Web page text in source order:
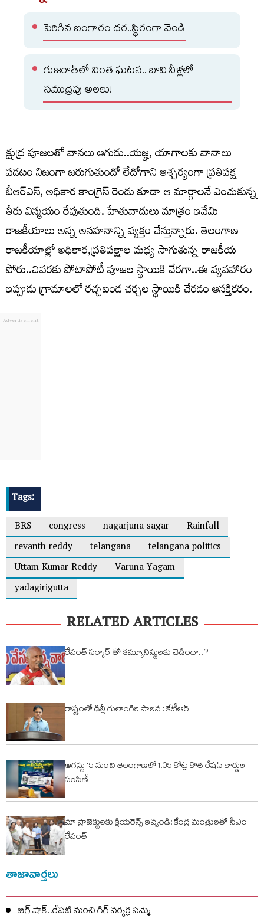
పెరిగిన బంగారం ధర..స్థిరంగా వెండి
గుజరాత్‌లో వింత ఘటన.. బావి నీళ్లలో
సముద్రపు అలలు!
క్షుద్ర పూజలతో వానలు ఆగుడు..యజ్ఞ, యాగాలకు వానాలు
పడటం నిజంగా జరుగుతుందో లేదోగాని ఆశ్చర్యంగా ప్రతిపక్ష
బీఆర్ఎస్, అధికార కాంగ్రెస్ రెండు కూడా ఆ మార్గాలనే ఎంచుకున్న
తీరు విస్మయం రేపుతుంది. హేతువాదులు మాత్రం ఇవేమి
రాజకీయాలు అన్న అసహనాన్ని వ్యక్తం చేస్తున్నారు. తెలంగాణ
రాజకీయాల్లో అధికార,ప్రతిపక్షాల మధ్య సాగుతున్న రాజకీయ
పోరు..చివరకు పోటాపోటీ పూజల స్థాయికి చేరగా..ఈ వ్యవహారం
ఇప్పుడు గ్రామాలలో రచ్చబండ చర్చల స్థాయికి చేరడం ఆసక్తికరం.
Tags:
BRS
congress nagarjuna sagar
Rainfall
revanth reddy
telangana
telangana politics
Uttam Kumar Reddy
Varuna Yagam
yadagirigutta
RELATED ARTICLES
రేవంత్ సర్కార్ తో కమ్యూనిస్టులకు చెడిందా..?
రాష్ట్రంలో ఢిల్లీ గులాంగిరి పాలన : కేటీఆర్
ఆగస్టు 15 నుంచి తెలంగాణలో 1.05 కోట్ల కొత్త రేషన్ కార్డుల
పంపిణీ
మా ప్రాజెక్టులకు క్లియరెన్స్ ఇవ్వండి: కేంద్ర మంత్రులతో సీఎం
రేవంత్
తాజావార్తలు
బిగ్ షాక్..రేపటి నుంచి గిగ్ వర్కర్ల సమ్మె